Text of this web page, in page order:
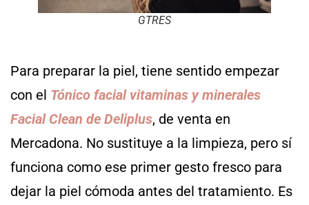
GTRES
Para preparar la piel, tiene sentido empezar
con el Tónico facial vitaminas y minerales
Facial Clean de Deliplus, de venta en
Mercadona. No sustituye a la limpieza, pero sí
funciona como ese primer gesto fresco para
dejar la piel cómoda antes del tratamiento. Es